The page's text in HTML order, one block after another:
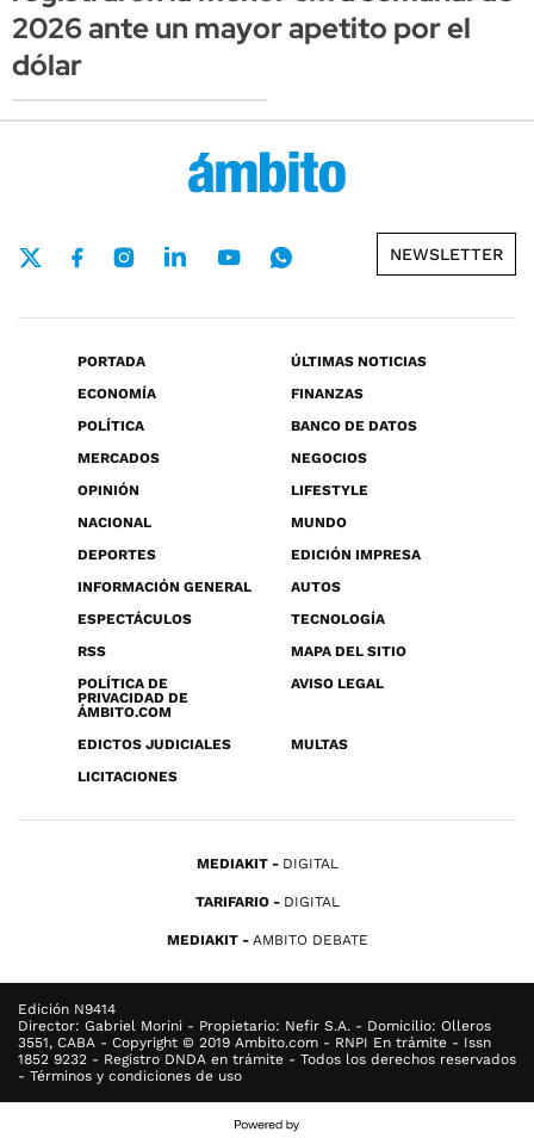
2026 ante un mayor apetito por el
dólar
NEWSLETTER
PORTADA
ÚLTIMAS NOTICIAS
ECONOMÍA
FINANZAS
POLÍTICA
BANCO DE DATOS
MERCADOS
NEGOCIOS
OPINIÓN
LIFESTYLE
NACIONAL
MUNDO
DEPORTES
EDICIÓN IMPRESA
INFORMACIÓN GENERAL
AUTOS
ESPECTÁCULOS
TECNOLOGÍA
RSS
MAPA DEL SITIO
POLÍTICA DE
PRIVACIDAD DE
ÁMBITO.COM
AVISO LEGAL
EDICTOS JUDICIALES
MULTAS
LICITACIONES
MEDIAKIT DIGITAL
TARIFARIO DIGITAL
MEDIAKIT AMBITO DEBATE
Edición N9414
Director: Gabriel Morini - Propietario: Nefir S.A. - Domicilio: Olleros
3551, CABA - Copyright © 2019 Ambito.com - RNPI En trámite - Issn
1852 9232 - Registro DNDA en trámite - Todos los derechos reservados
- Términos y condiciones de uso